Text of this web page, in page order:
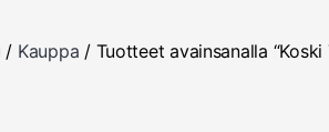
/ Kauppa / Tuotteet avainsanalla “Koski